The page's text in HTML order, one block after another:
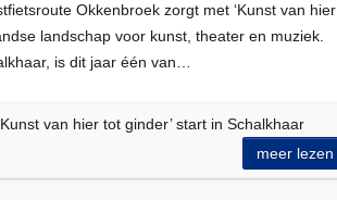
Okkenbroek zorgt met ‘Kunst van hier
landschap voor kunst, theater en muziek.
is dit jaar één van…
van hier tot ginder’ start in Schalkhaar
meer lezen